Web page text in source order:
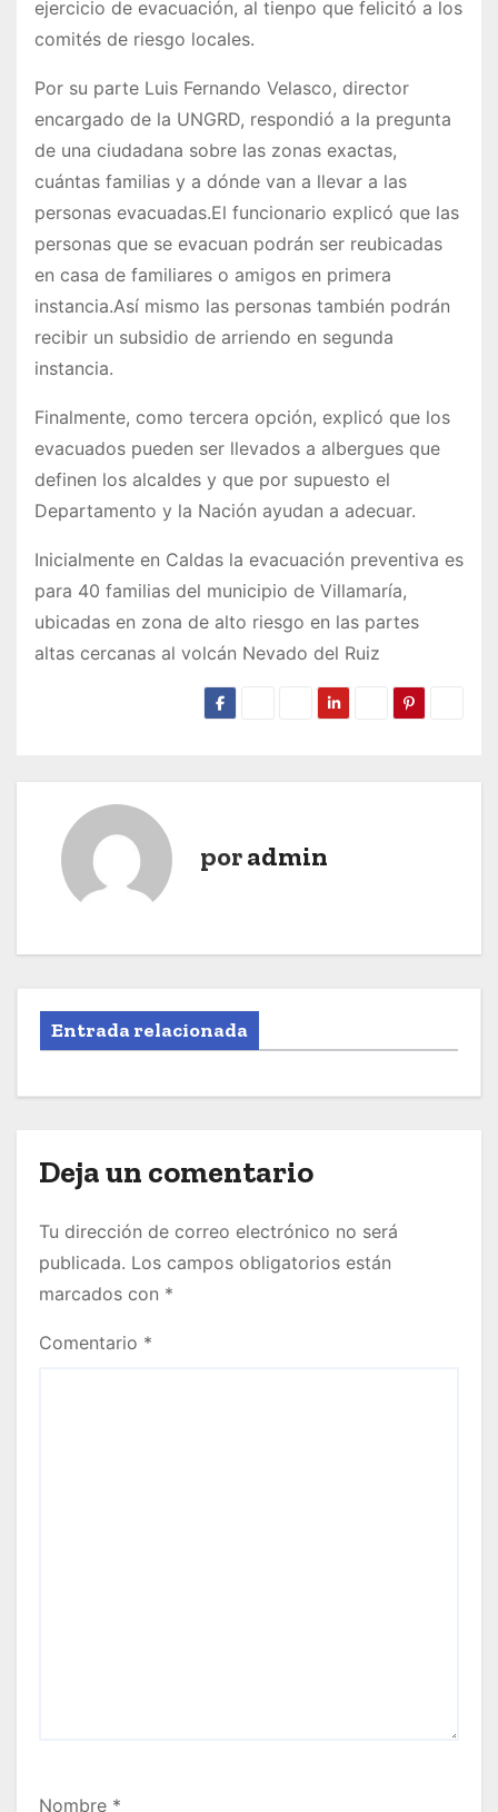
ejercicio de evacuación, al tienpo que felicitó a los
comités de riesgo locales.
Por su parte Luis Fernando Velasco, director
encargado de la UNGRD, respondió a la pregunta
de una ciudadana sobre las zonas exactas,
cuántas familias y a dónde van a llevar a las
personas evacuadas.El funcionario explicó que las
personas que se evacuan podrán ser reubicadas
en casa de familiares o amigos en primera
instancia.Así mismo las personas también podrán
recibir un subsidio de arriendo en segunda
instancia.
Finalmente, como tercera opción, explicó que los
evacuados pueden ser llevados a albergues que
definen los alcaldes y que por supuesto el
Departamento y la Nación ayudan a adecuar.
Inicialmente en Caldas la evacuación preventiva es
para 40 familias del municipio de Villamaría,
ubicadas en zona de alto riesgo en las partes
altas cercanas al volcán Nevado del Ruiz
poradmin
Entrada relacionada
Deja un comentario
Tu dirección de correo electrónico no será
publicada. Los campos obligatorios están
marcados con *
Comentario *
Nombre *